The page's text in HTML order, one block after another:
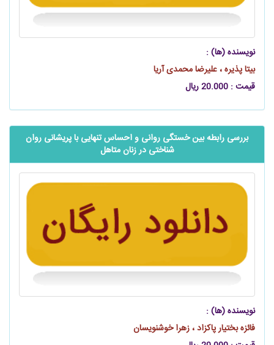
نویسنده (ها) :
بیتا پذیره ، علیرضا محمدی آریا
قیمت : 20.000 ریال
بررسی رابطه بین خستگی روانی و احساس تنهایی با پریشانی روان
شناختی در زنان متاهل
نویسنده (ها) :
فائزه بختیار پاکزاد ، زهرا خوشنویسان